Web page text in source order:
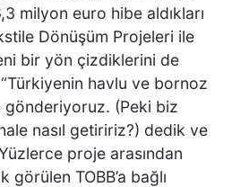
MAĞAZADA PANİK ANLARI:
ESNAFIN MÜDAHALESİ
BEBEĞİ KURTARDI
Denizli'de Tane Örümcek
Maymun Yakalandı
milyon euro hibe aldıkları
Dönüşüm Projeleri ile
bir yön çizdiklerini de
havlu ve bornoz
gönderiyoruz. (Peki biz
nasıl getiririz?) dedik ve
proje arasından
görülen TOBB’a bağlı